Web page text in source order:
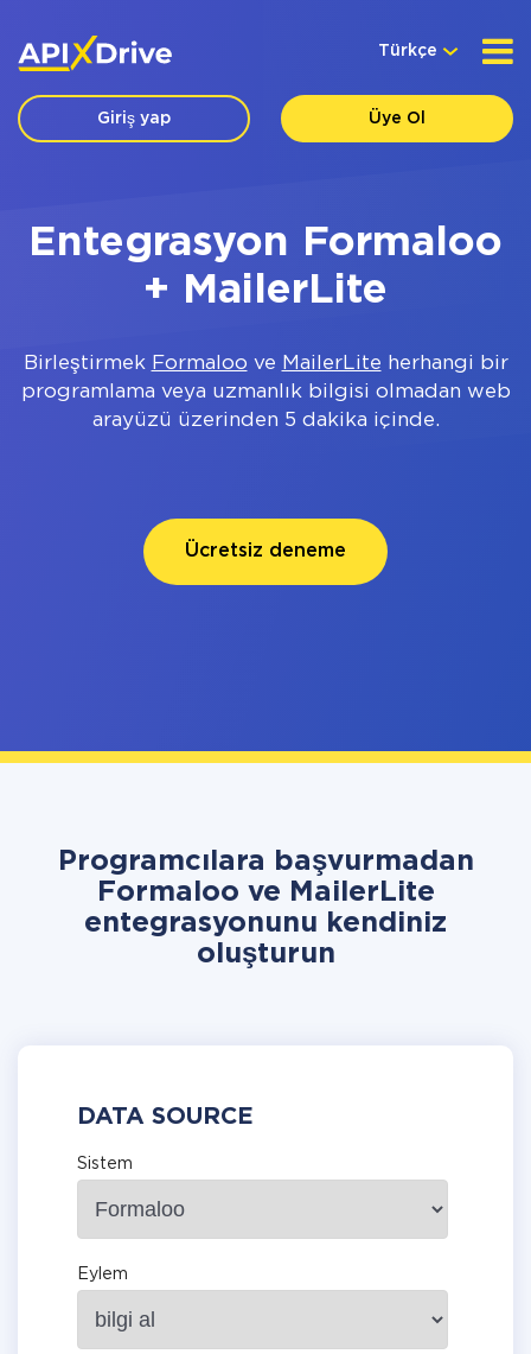
Türkçe
Giriş yap Üye Ol
Entegrasyon Formaloo
+ MailerLite
Birleştirmek Formaloo ve MailerLite herhangi bir
programlama veya uzmanlık bilgisi olmadan web
arayüzü üzerinden 5 dakika içinde.
Ücretsiz deneme
Programcılara başvurmadan
Formaloo ve MailerLite
entegrasyonunu kendiniz
oluşturun
DATA SOURCE
Sistem
Eylem